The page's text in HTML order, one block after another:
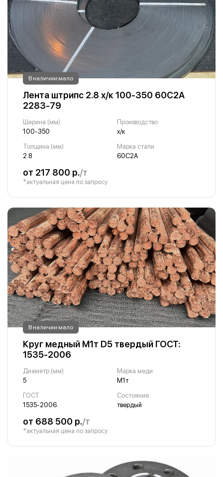
В наличии мало
Лента штрипс 2.8 х/к 100-350 60С2А
2283-79
Ширина (мм)
100-350
Производство
х/к
Толщина (мм)
2.8
Марка стали
60С2А
от 217 800 р./т
*актуальная цена по запросу
В наличии мало
Круг медный М1т D5 твердый ГОСТ:
1535-2006
Диаметр (мм)
5
Марка меди
М1т
ГОСТ
1535-2006
Состояние
твердый
от 688 500 р./т
*актуальная цена по запросу